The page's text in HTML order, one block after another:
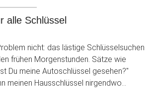
alle Schlüssel
nicht: das lästige Schlüsselsuchen
frühen Morgenstunden. Sätze wie
Du meine Autoschlüssel gesehen?"
meinen Hausschlüssel nirgendwo